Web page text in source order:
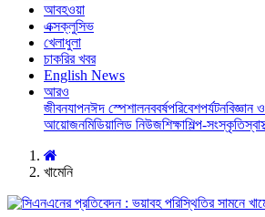
আবহওয়া
এক্সক্লুসিভ
খেলাধুলা
চাকরির খবর
English News
আরও
জীবনযাপনঈদ স্পেশালনববর্ষপরিবেশপর্যটনবিজ্ঞান
আয়োজনমিডিয়ালিড নিউজশিক্ষাশিল্প-সংস্কৃতি
খামেনি